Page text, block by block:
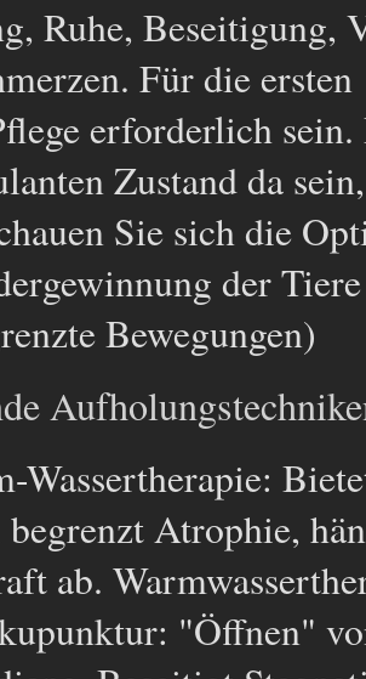
Ruhe, Beseitigung,
Für die ersten
erforderlich
Zustand da
Sie sich die
der
Bewegungen)
Wassertherapie:
Atrophie,
ab.
"Öffnen"